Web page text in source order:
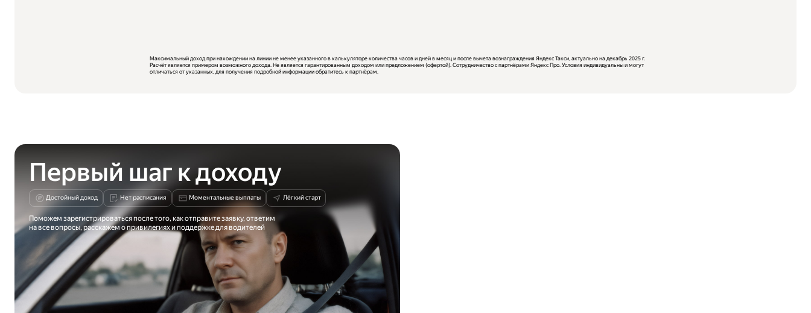
Максимальный доход при нахождении на линии не менее указанного в калькуляторе количества часов и дней в месяц и после вычета вознаграждения Яндекс Такси, актуально на декабрь 2025г.
Расчёт является примером возможного дохода. Не является гарантированным доходом или предложением (офертой). Сотрудничество с партнёрами Яндекс Про. Условия индивидуальны и могут
отличаться от указанных, для получения подробной информации обратитесь к партнёрам.
Первый шаг к доходу
Достойный доход Нет расписания Моментальные выплаты Лёгкий старт
Поможем зарегистрироваться после того, как отправите заявку, ответим
на все вопросы, расскажем о привилегиях и поддержке для водителей